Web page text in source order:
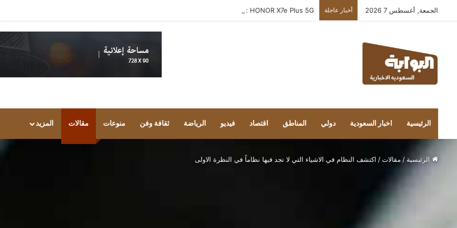
الجمعة, أغسطس 7 2026 أخبار عاجلة HONOR X7e Plus 5G : صُمم للعمل بثقة في الأماكن التي تعجز فيها الهواتف الأخرى عن الاستمرار
الرئيسية اخبار السعودية دولي المناطق اقتصاد فيديو الرياضة ثقافة وفن منوعات مقالات المزيد
الرئيسية / مقالات/ اكتشف النظام في الاشياء التي لا تجد فيها نظاماً في النظرة الاولى